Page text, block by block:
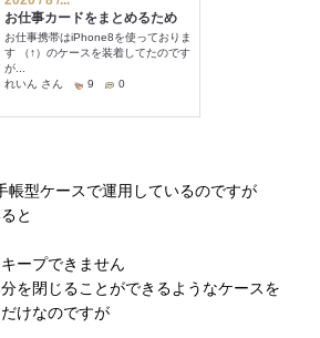
帳型ケースで運用しているのですが
と
ープできません
を閉じることができるようなケースを
けなのですが